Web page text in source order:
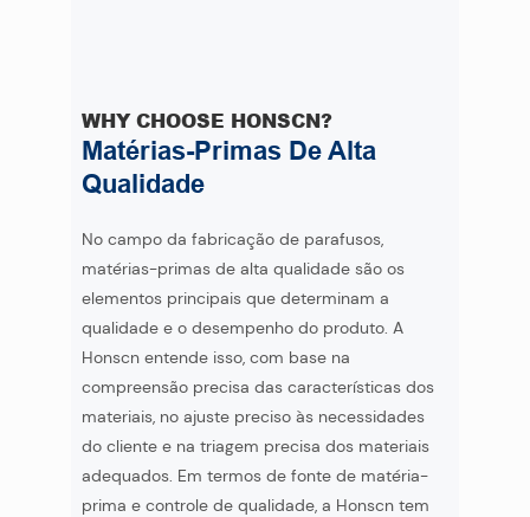
WHY CHOOSE HONSCN?
Matérias-Primas De Alta
Qualidade
No campo da fabricação de parafusos,
matérias-primas de alta qualidade são os
elementos principais que determinam a
qualidade e o desempenho do produto. A
Honscn entende isso, com base na
compreensão precisa das características dos
materiais, no ajuste preciso às necessidades
do cliente e na triagem precisa dos materiais
adequados. Em termos de fonte de matéria-
prima e controle de qualidade, a Honscn tem